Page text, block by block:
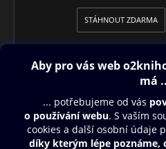
STÁHNOUT ZDARMA
Obsah ke stažení
Moje O2 Knihovna